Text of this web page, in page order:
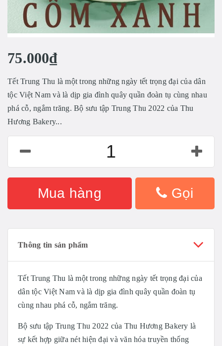
75.000₫
Tết Trung Thu là một trong những ngày tết trọng đại của dân
tộc Việt Nam và là dịp gia đình quây quần đoàn tụ cùng nhau
phá cỗ, ngắm trăng. Bộ sưu tập Trung Thu 2022 của Thu
Hương Bakery...
Mua hàng Gọi
Thông tin sản phẩm
Tết Trung Thu là một trong những ngày tết trọng đại của
dân tộc Việt Nam và là dịp gia đình quây quần đoàn tụ
cùng nhau phá cỗ, ngắm trăng.
Bộ sưu tập Trung Thu 2022 của Thu Hương Bakery là
sự kết hợp giữa nét hiện đại và văn hóa truyền thống